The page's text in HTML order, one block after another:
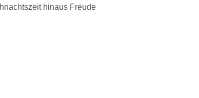
hinaus Freude